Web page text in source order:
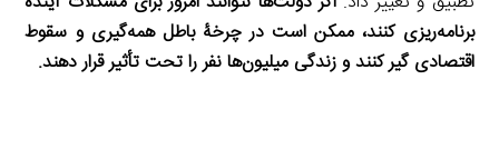
برنامه‌ریزی کنند، ممکن است در چرخۀ باطل همه‌گیری و سقوط
اقتصادی گیر کنند و زندگی میلیون‌ها نفر را تحت تأثیر قرار دهند.